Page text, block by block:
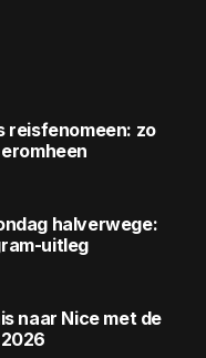
reisfenomeen: zo
halverwege:
uitleg
naar Nice met de